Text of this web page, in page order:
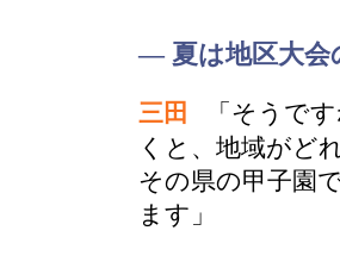
― 夏は地区大会
三田
「そうで
くと、地域がど
その県の甲子園
ます」